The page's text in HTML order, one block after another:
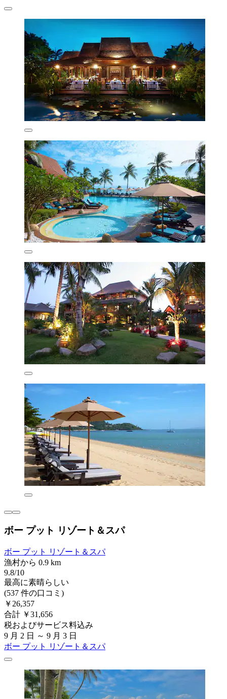
ボー プット リゾート＆スパ
ボー プット リゾート＆スパ
漁村から 0.9 km
9.8/10
最高に素晴らしい
(537 件の口コミ)
￥26,357
合計 ￥31,656
税およびサービス料込み
9 月 2 日 ～ 9 月 3 日
ボー プット リゾート＆スパ